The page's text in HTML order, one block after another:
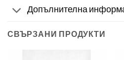
Допълнителна
СВЪРЗАНИ ПРОДУКТИ